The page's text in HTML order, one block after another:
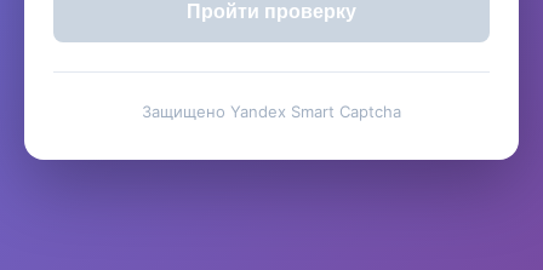
Пройти проверку
Защищено Yandex Smart Captcha